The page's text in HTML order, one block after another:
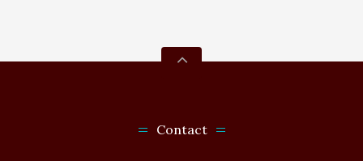
Contact